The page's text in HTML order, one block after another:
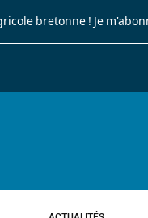
bretonne ! Je